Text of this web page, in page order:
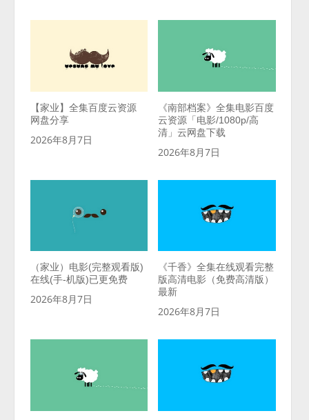
【家业】全集百度云资源
网盘分享
2026年8月7日
《南部档案》全集电影百度
云资源「电影/1080p/高
清」云网盘下载
2026年8月7日
（家业）电影(完整观看版)
在线(手-机版)已更免费
2026年8月7日
《千香》全集在线观看完整
版高清电影（免费高清版）
最新
2026年8月7日